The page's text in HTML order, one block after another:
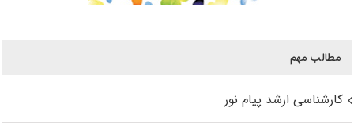
مطالب مهم
کارشناسی ارشد پیام نور